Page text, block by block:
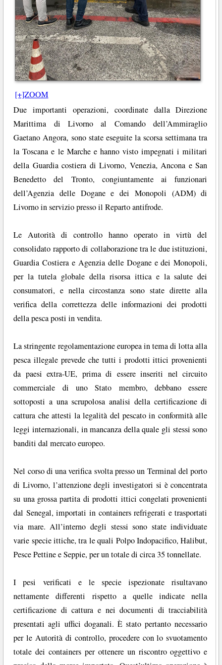
[+]ZOOM
Due importanti operazioni, coordinate dalla Direzione
Marittima di Livorno al Comando dell’Ammiraglio
Gaetano Angora, sono state eseguite la scorsa settimana tra
la Toscana e le Marche e hanno visto impegnati i militari
della Guardia costiera di Livorno, Venezia, Ancona e San
Benedetto del Tronto, congiuntamente ai funzionari
dell’Agenzia delle Dogane e dei Monopoli (ADM) di
Livorno in servizio presso il Reparto antifrode.
Le Autorità di controllo hanno operato in virtù del
consolidato rapporto di collaborazione tra le due istituzioni,
Guardia Costiera e Agenzia delle Dogane e dei Monopoli,
per la tutela globale della risorsa ittica e la salute dei
consumatori, e nella circostanza sono state dirette alla
verifica della correttezza delle informazioni dei prodotti
della pesca posti in vendita.
La stringente regolamentazione europea in tema di lotta alla
pesca illegale prevede che tutti i prodotti ittici provenienti
da paesi extra-UE, prima di essere inseriti nel circuito
commerciale di uno Stato membro, debbano essere
sottoposti a una scrupolosa analisi della certificazione di
cattura che attesti la legalità del pescato in conformità alle
leggi internazionali, in mancanza della quale gli stessi sono
banditi dal mercato europeo.
Nel corso di una verifica svolta presso un Terminal del porto
di Livorno, l’attenzione degli investigatori si è concentrata
su una grossa partita di prodotti ittici congelati provenienti
dal Senegal, importati in containers refrigerati e trasportati
via mare. All’interno degli stessi sono state individuate
varie specie ittiche, tra le quali Polpo Indopacifico, Halibut,
Pesce Pettine e Seppie, per un totale di circa 35 tonnellate.
I pesi verificati e le specie ispezionate risultavano
nettamente differenti rispetto a quelle indicate nella
certificazione di cattura e nei documenti di tracciabilità
presentati agli uffici doganali. È stato pertanto necessario
per le Autorità di controllo, procedere con lo svuotamento
totale dei containers per ottenere un riscontro oggettivo e